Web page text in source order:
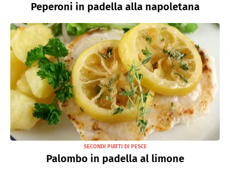
Peperoni in padella alla napoletana
SECONDI PIATTI DI PESCE
Palombo in padella al limone